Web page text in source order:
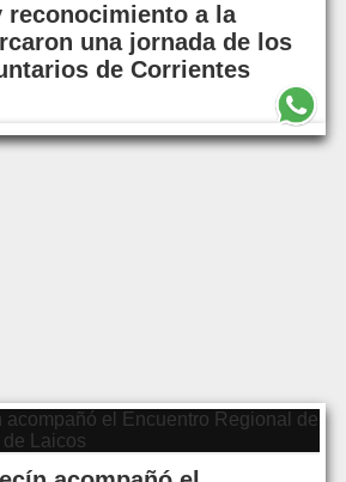
reconocimiento a la
una jornada de los
de Corrientes